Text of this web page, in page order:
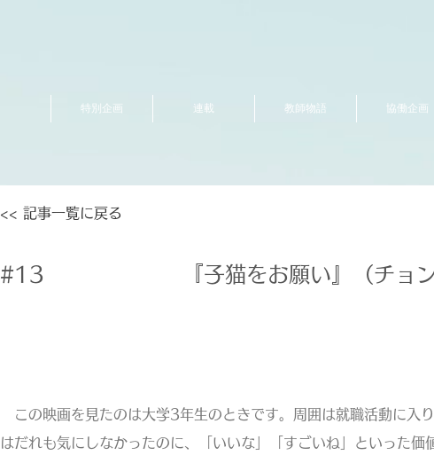
特別企画 連載 教師物語 協働企画
<< 記事一覧に戻る
#13 『子猫をお願い』（チョ
この映画を見たのは大学3年生のときです。周囲は就職活動に入
はだれも気にしなかったのに、「いいな」「すごいね」といった